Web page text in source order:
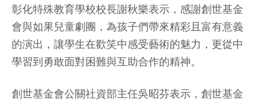
彰化特殊教育學校校長謝秋樂表示，感謝創世基金
會與如果兒童劇團，為孩子們帶來精彩且富有意義
的演出，讓學生在歡笑中感受藝術的魅力，更從中
學習到勇敢面對困難與互助合作的精神。
創世基金會公關社資部主任吳昭芬表示，創世基金